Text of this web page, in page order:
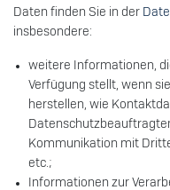
Daten finden Sie in der
insbesondere:
weitere Informationen,
Verfügung stellt, wenn
herstellen, wie
Kommunikation mit
etc.;
Informationen zur